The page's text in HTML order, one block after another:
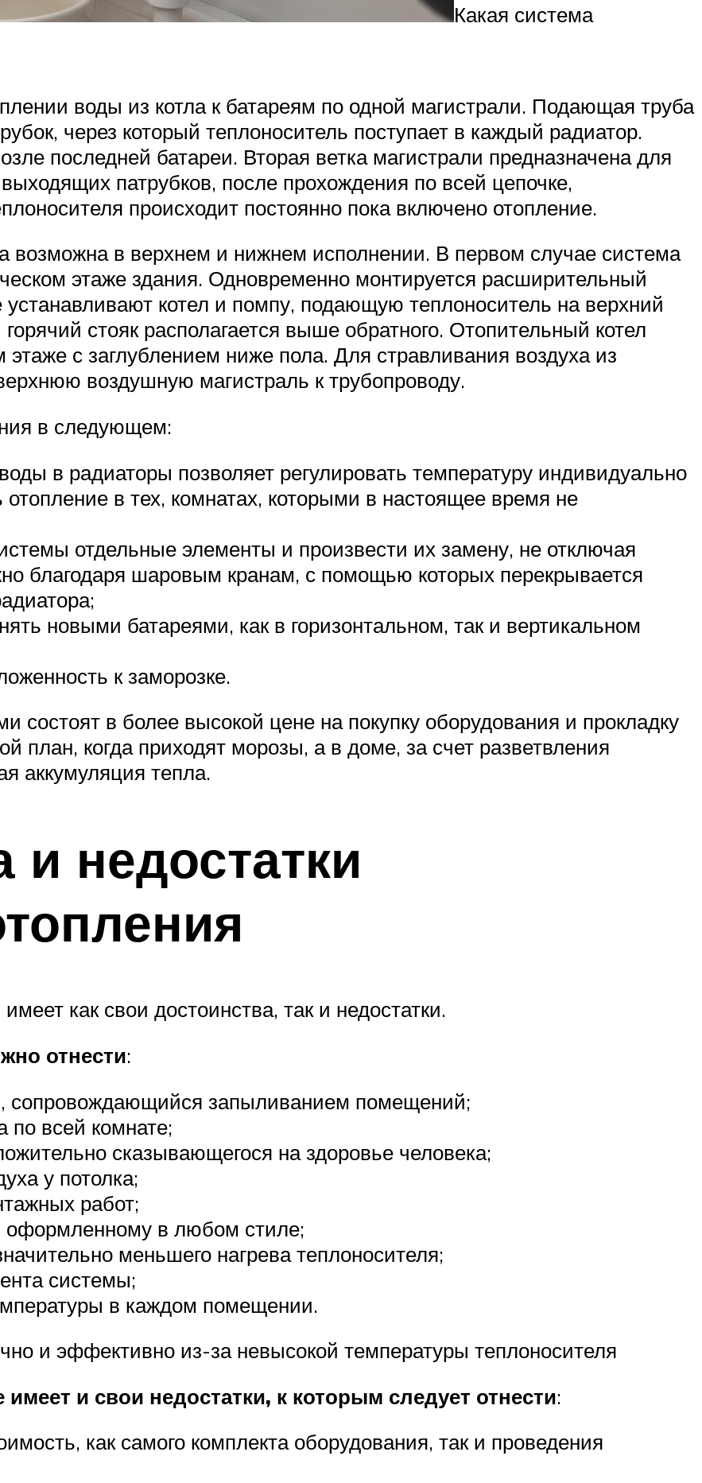
Какая система
воды из котла к батареям по одной магистрали. Подающая труба
через который теплоноситель поступает в каждый радиатор.
последней батареи. Вторая ветка магистрали предназначена для
патрубков, после прохождения по всей цепочке,
происходит постоянно пока включено отопление.
возможна в верхнем и нижнем исполнении. В первом случае система
этаже здания. Одновременно монтируется расширительный
устанавливают котел и помпу, подающую теплоноситель на верхний
стояк располагается выше обратного. Отопительный котел
с заглублением ниже пола. Для стравливания воздуха из
воздушную магистраль к трубопроводу.
в следующем:
в радиаторы позволяет регулировать температуру индивидуально
в тех, комнатах, которыми в настоящее время не
отдельные элементы и произвести их замену, не отключая
благодаря шаровым кранам, с помощью которых перекрывается
новыми батареями, как в горизонтальном, так и вертикальном
к заморозке.
состоят в более высокой цене на покупку оборудования и прокладку
план, когда приходят морозы, а в доме, за счет разветвления
аккумуляция тепла.
недостатки
как свои достоинства, так и недостатки.
отнести:
сопровождающийся запыливанием помещений;
по всей комнате;
сказывающегося на здоровье человека;
у потолка;
работ;
оформленному в любом стиле;
меньшего нагрева теплоносителя;
системы;
в каждом помещении.
и эффективно из-за невысокой температуры теплоносителя
и свои недостатки, к которым следует отнести:
как самого комплекта оборудования, так и проведения